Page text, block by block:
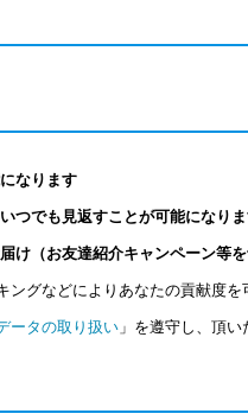
なります
つでも見返すことが可能になり
け（お友達紹介キャンペーン等を
ングなどによりあなたの貢献度
ータの取り扱い 」を遵守し、頂